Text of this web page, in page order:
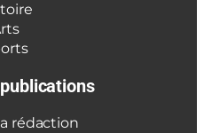
rédaction